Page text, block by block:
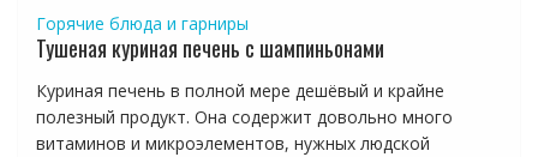
Горячие блюда и гарниры
Тушеная куриная печень с шампиньонами
Куриная печень в полной мере дешёвый и крайне
полезный продукт. Она содержит довольно много
витаминов и микроэлементов, нужных людской